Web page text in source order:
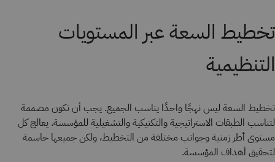
تخطيط السعة عبر المستويات
التنظيمية
تخطيط السعة ليس نهجًا واحدًا يناسب الجميع. يجب أن تكون مصممة
لتناسب الطبقات الاستراتيجية والتكتيكية والتشغيلية للمؤسسة. يعالج كل
مستوى أطر زمنية وجوانب مختلفة من التخطيط، ولكن جميعها حاسمة
لتحقيق أهداف المؤسسة.